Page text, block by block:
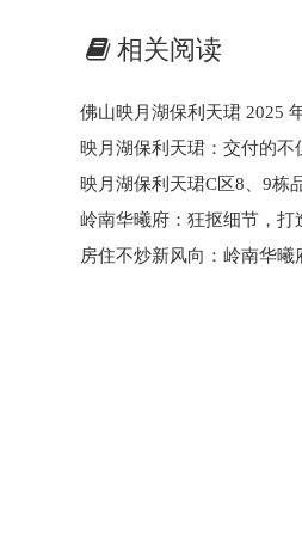
相关阅读
佛山映月湖保利天珺 2025
映月湖保利天珺：交付的
映月湖保利天珺C区8、9栋
岭南华曦府：狂抠细节，打
房住不炒新风向：岭南华